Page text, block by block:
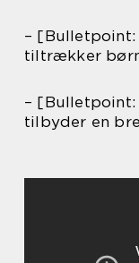
– [Bulletpoint:
tiltrækker
– [Bulletpoint:
tilbyder en